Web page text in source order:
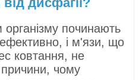
організму починають
і м'язи, що
ковтання, не
чому